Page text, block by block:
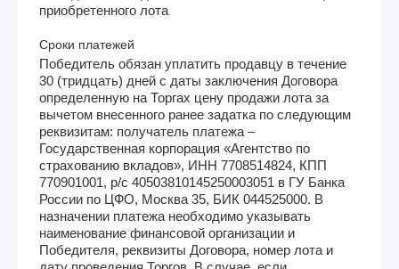
приобретенного лота
Сроки платежей
Победитель обязан уплатить продавцу в течение
30 (тридцать) дней с даты заключения Договора
определенную на Торгах цену продажи лота за
вычетом внесенного ранее задатка по следующим
реквизитам: получатель платежа –
Государственная корпорация «Агентство по
страхованию вкладов», ИНН 7708514824, КПП
770901001, р/с 40503810145250003051 в ГУ Банка
России по ЦФО, Москва 35, БИК 044525000. В
назначении платежа необходимо указывать
наименование финансовой организации и
Победителя, реквизиты Договора, номер лота и